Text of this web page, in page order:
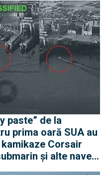
paste” de la
prima oară SUA au
Corsair
și alte nave